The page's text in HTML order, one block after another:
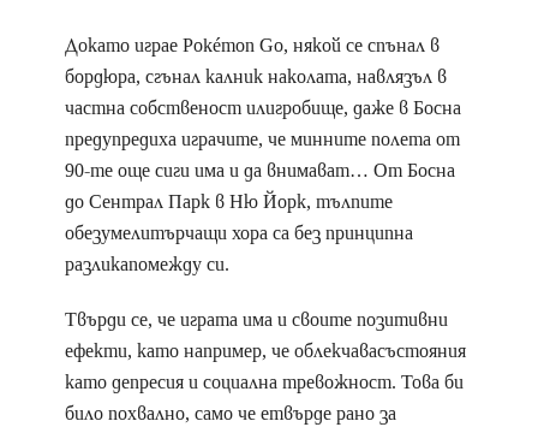
Докато играе Pokémon Go, някой се спънал в
бордюра, сгънал калник наколата, навлязъл в
частна собственост илигробище, даже в Босна
предупредиха играчите, че минните полета от
90-те още сиги има и да внимават… От Босна
до Сентрaл Парк в Ню Йорк, тълпите
обезумелитърчащи хора са без принципна
разликапомежду си.
Твърди се, че играта има и своите позитивни
ефекти, като например, че облекчавасъстояния
като депресия и социална тревожност. Това би
било похвално, само че етвърде рано за